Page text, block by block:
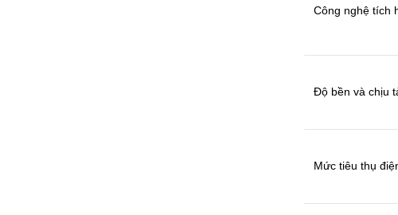
Công nghệ tích
Độ bền và chịu
Mức tiêu thụ